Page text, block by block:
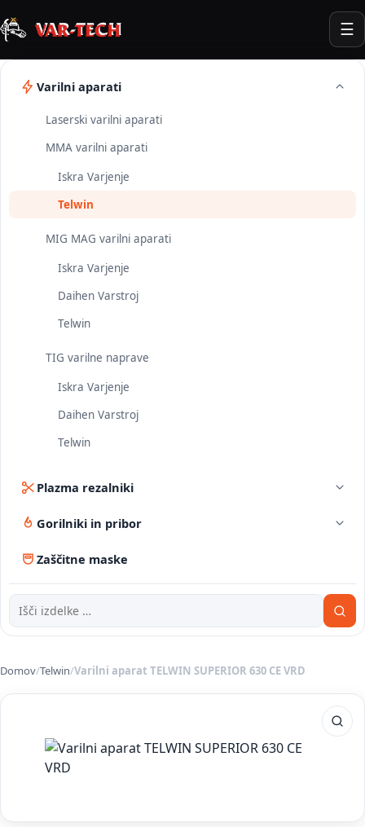
☰
Varilni aparati
Laserski varilni aparati
MMA varilni aparati
Iskra Varjenje
Telwin
MIG MAG varilni aparati
Iskra Varjenje
Daihen Varstroj
Telwin
TIG varilne naprave
Iskra Varjenje
Daihen Varstroj
Telwin
Plazma rezalniki
Gorilniki in pribor
Zaščitne maske
Domov/Telwin/Varilni aparat TELWIN SUPERIOR 630 CE VRD